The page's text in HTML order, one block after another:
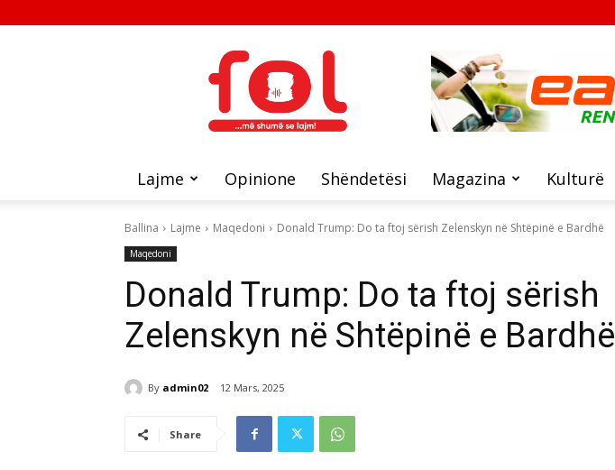
FOL
Lajme Opinione Shëndetësi Magazina Kulturë
Ballina Lajme Maqedoni Donald Trump: Do ta ftoj sërish Zelenskyn në Shtëpinë e Bardhë
Maqedoni
Donald Trump: Do ta ftoj sërish
Zelenskyn në Shtëpinë e Bardhë
By admin02 12 Mars, 2025
Share